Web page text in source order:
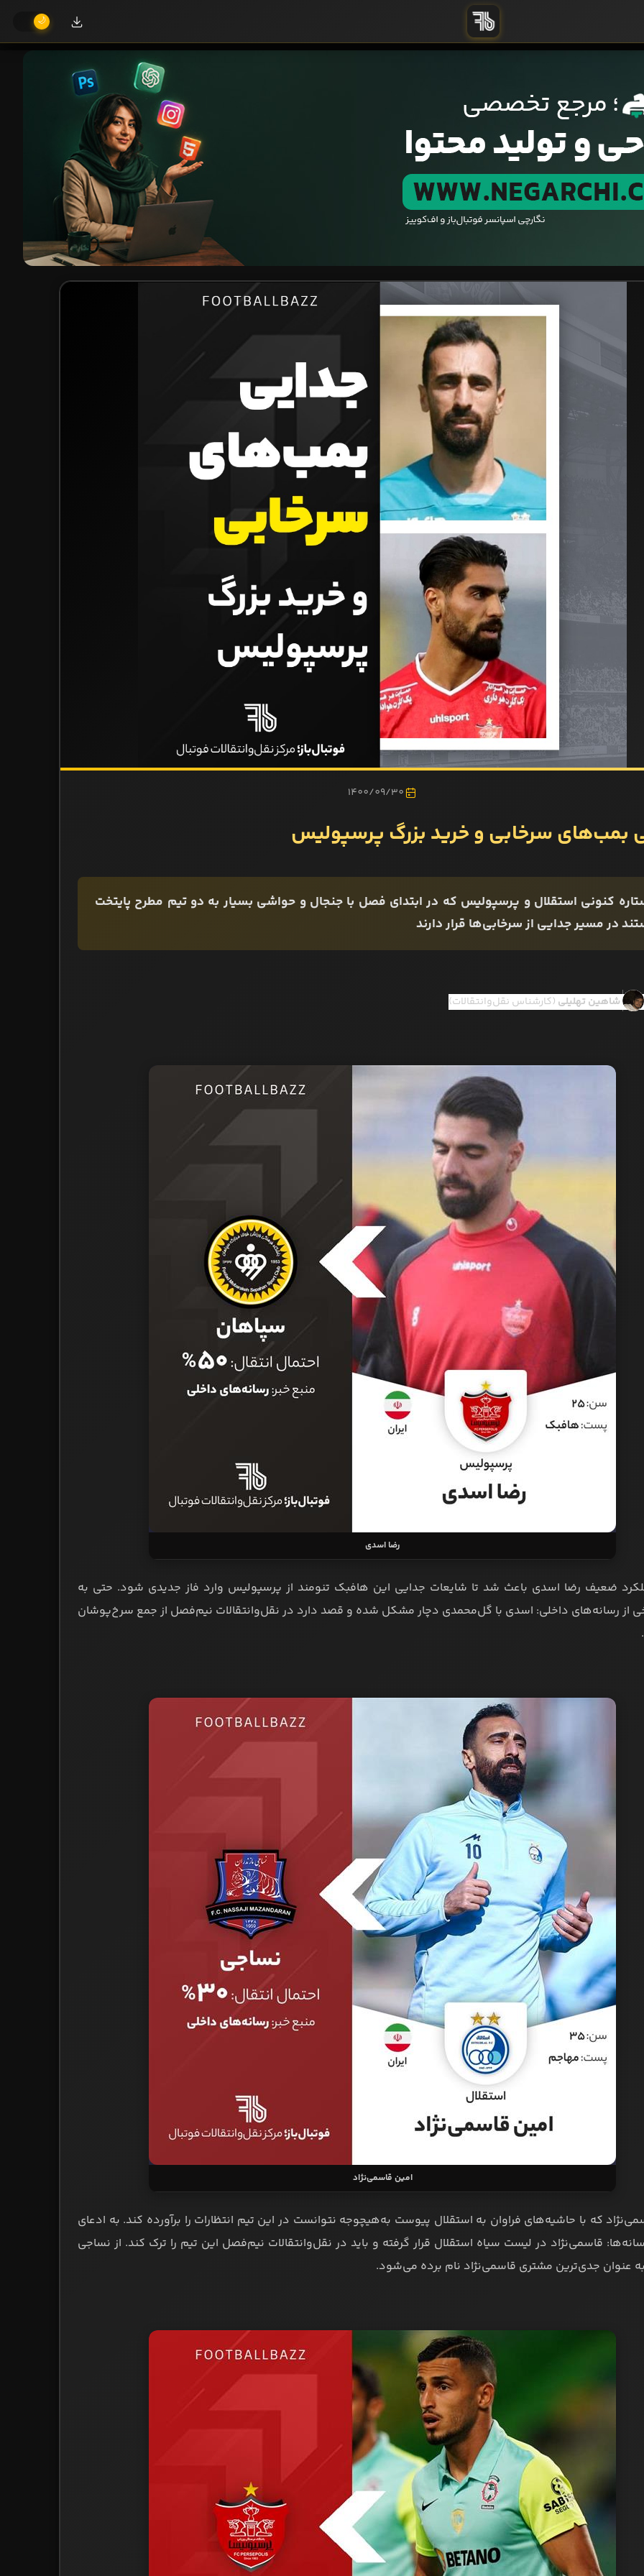
1400/09/30
بمب‌های سرخابی و خرید بزرگ پرسپولیس
کنونی استقلال و پرسپولیس که در ابتدای فصل با جنجال و حواشی بسیار به دو تیم مطرح پایتخت
در مسیر جدایی از سرخابی‌ها قرار دارند
شاهین تهلیلی (کارشناس نقل‌وانتقالات)
رضا اسدی
ضعیف رضا اسدی باعث شد تا شایعات جدایی این هافبک تنومند از پرسپولیس وارد فاز جدیدی شود. حتی به
از رسانه‌های داخلی: اسدی با گل‌محمدی دچار مشکل شده و قصد دارد در نقل‌وانتقالات نیم‌فصل از جمع سرخ‌پوشان
امین قاسمی‌نژاد
که با حاشیه‌های فراوان به استقلال پیوست به‌هیچوجه نتوانست در این تیم انتظارات را برآورده کند. به ادعای
قاسمی‌نژاد در لیست سیاه استقلال قرار گرفته و باید در نقل‌وانتقالات نیم‌فصل این تیم را ترک کند. از نساجی
به عنوان جدی‌ترین مشتری قاسمی‌نژاد نام برده می‌شود.